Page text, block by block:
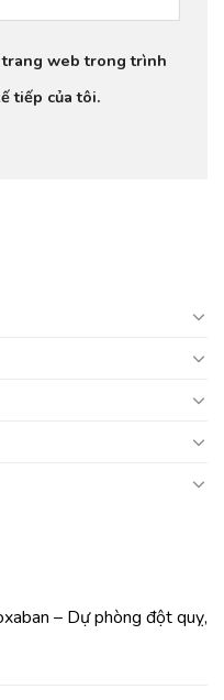
– Dự phòng đột quỵ,
trang web trong trình
tiếp của tôi.